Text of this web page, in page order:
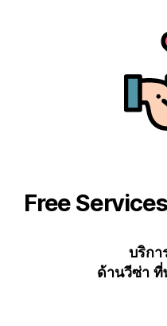
Free Services
บริกา
ด้านวีซ่า ที่